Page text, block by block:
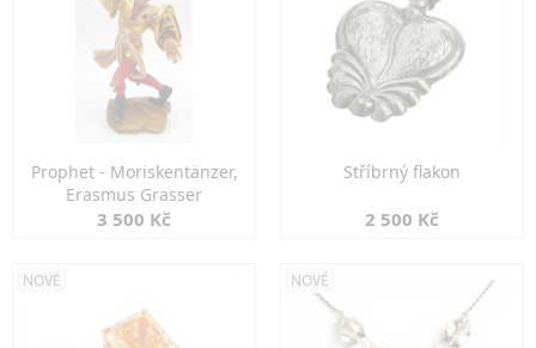
Prophet - Moriskentänzer,
Erasmus Grasser
3 500 Kč
Stříbrný flakon
2 500 Kč
NOVÉ NOVÉ